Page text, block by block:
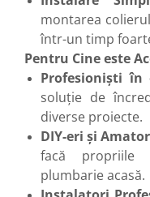
montarea
într-un timp
Pentru Cine este
Profesioniști în
soluție de
diverse proiecte.
DIY-eri și
facă propriile
plumbarie acasă.